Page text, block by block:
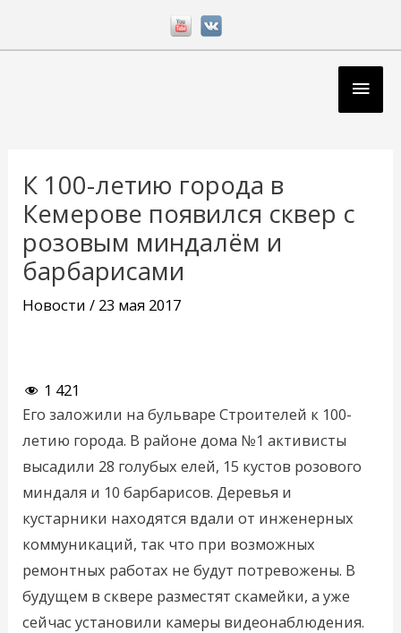
К 100-летию города в
Кемерове появился сквер с
розовым миндалём и
барбарисами
Новости / 23 мая 2017
1 421
Его заложили на бульваре Строителей к 100-
летию города. В районе дома №1 активисты
высадили 28 голубых елей, 15 кустов розового
миндаля и 10 барбарисов. Деревья и
кустарники находятся вдали от инженерных
коммуникаций, так что при возможных
ремонтных работах не будут потревожены. В
будущем в сквере разместят скамейки, а уже
сейчас установили камеры видеонаблюдения.
записям